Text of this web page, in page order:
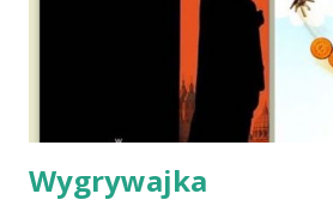
wdrożyliśmy leczenie i od nowa
wspólnym życiem zdezorientowanego
się ustabilizować zawirowania
zaczęliśmy się cieszyć sobą wzajemnie
Dopier...
Wygrywajka